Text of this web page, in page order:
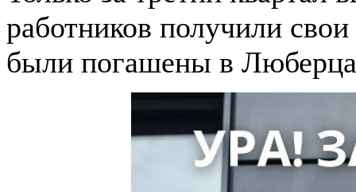
работников получили
были погашены в